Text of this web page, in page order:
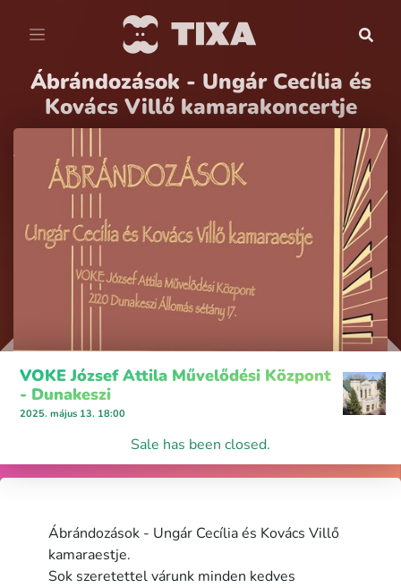
Ábrándozások - Ungár Cecília és
Kovács Villő kamarakoncertje
VOKE József Attila Művelődési Központ
- Dunakeszi
2025. május 13. 18:00
Sale has been closed.
Ábrándozások - Ungár Cecília és Kovács Villő
kamaraestje.
Sok szeretettel várunk minden kedves